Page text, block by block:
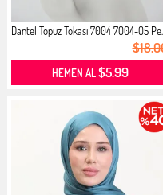
Dantel Topuz Tokası 7004 7004-05
HEMEN AL$5.99